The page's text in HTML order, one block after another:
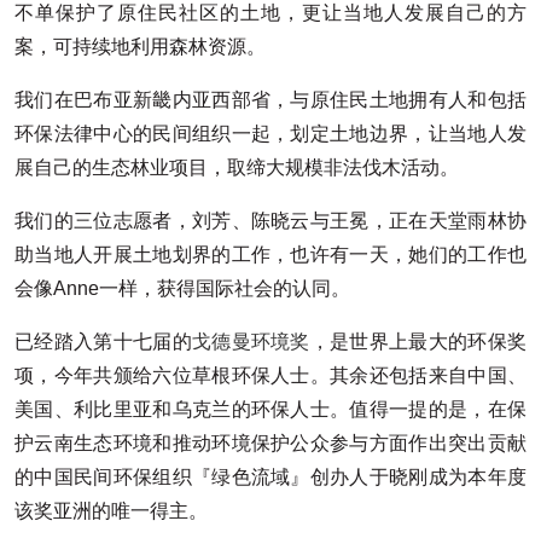
不单保护了原住民社区的土地，更让当地人发展自己的方
案，可持续地利用森林资源。
我们在巴布亚新畿内亚西部省，与原住民土地拥有人和包括
环保法律中心的民间组织一起，划定土地边界，让当地人发
展自己的生态林业项目，取缔大规模非法伐木活动。
我们的三位志愿者，刘芳、陈晓云与王冕，正在天堂雨林协
助当地人开展土地划界的工作，也许有一天，她们的工作也
会像Anne一样，获得国际社会的认同。
已经踏入第十七届的戈德曼环境奖 ，是世界上最大的环保奖
项，今年共颁给六位草根环保人士。其余还包括来自中国、
美国、利比里亚和乌克兰的环保人士。值得一提的是，在保
护云南生态环境和推动环境保护公众参与方面作出突出贡献
的中国民间环保组织『绿色流域』创办人于晓刚成为本年度
该奖亚洲的唯一得主。